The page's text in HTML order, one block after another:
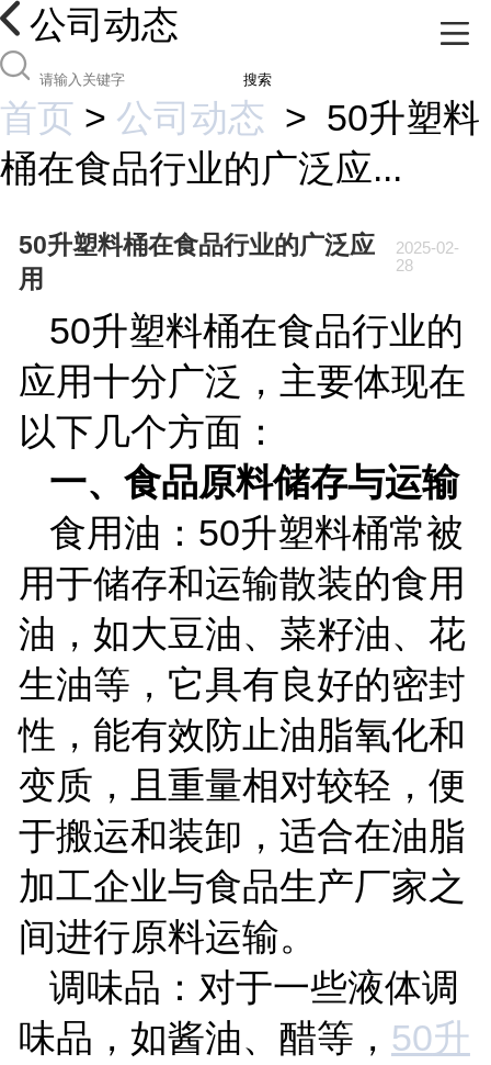
公司动态
搜索
首页 > 公司动态 > 50升塑料
桶在食品行业的广泛应...
50升塑料桶在食品行业的广泛应
用
2025-02-
28
50升塑料桶在食品行业的
应用十分广泛，主要体现在
以下几个方面：
一、食品原料储存与运输
食用油： 50升塑料桶常被
用于储存和运输散装的食用
油，如大豆油、菜籽油、花
生油等，它具有良好的密封
性，能有效防止油脂氧化和
变质，且重量相对较轻，便
于搬运和装卸，适合在油脂
加工企业与食品生产厂家之
间进行原料运输。
调味品：对于一些液体调
味品，如酱油、醋等， 50升